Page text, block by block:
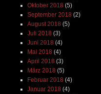
Oktober 2018 (5)
September 2018 (2)
August 2018 (5)
Juli 2018 (3)
Juni 2018 (4)
Mai 2018 (4)
April 2018 (3)
März 2018 (5)
Februar 2018 (4)
Januar 2018 (4)